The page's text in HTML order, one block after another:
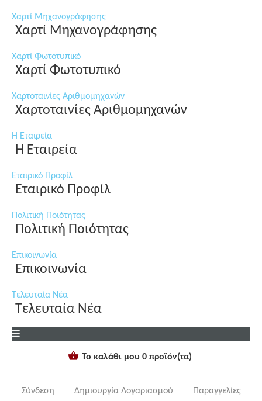
Χαρτί Μηχανογράφησης
Χαρτί Μηχανογράφησης
Χαρτί Φωτοτυπικό
Χαρτί Φωτοτυπικό
Χαρτοταινίες Αριθμομηχανών
Χαρτοταινίες Αριθμομηχανών
Η Εταιρεία
Η Εταιρεία
Εταιρικό Προφίλ
Εταιρικό Προφίλ
Πολιτική Ποιότητας
Πολιτική Ποιότητας
Επικοινωνία
Επικοινωνία
Τελευταία Νέα
Τελευταία Νέα
Το καλάθι μου 0 προϊόν(τα)
Σύνδεση Δημιουργία Λογαριασμού Παραγγελίες